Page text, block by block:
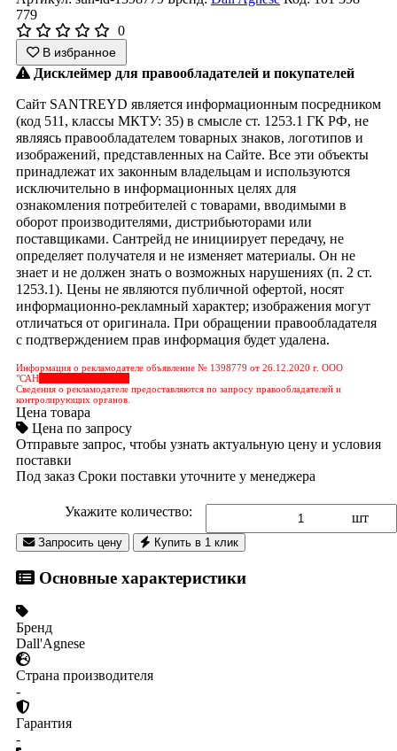
779
0
В избранное
Дисклеймер для правообладателей и покупателей
Сайт SANTREYD является информационным посредником
(код 511, классы МКТУ: 35) в смысле ст. 1253.1 ГК РФ, не
являясь правообладателем товарных знаков, логотипов и
изображений, представленных на Сайте. Все эти объекты
принадлежат их законным владельцам и используются
исключительно в информационных целях для
ознакомления потребителей с товарами, вводимыми в
оборот производителями, дистрибьюторами или
поставщиками. Сантрейд не инициирует передачу, не
определяет получателя и не изменяет материалы. Он не
знает и не должен знать о возможных нарушениях (п. 2 ст.
1253.1). Цены не являются публичной офертой, носят
информационно-рекламный характер; изображения могут
отличаться от оригинала. При обращении правообладателя
с подтверждением прав информация будет удалена.
Информация о рекламодателе объявление № 1398779 от 26.12.2020 г. ООО
"САН
Сведения о рекламодателе предоставляются по запросу правообладателей и
контролирующих органов.
Цена товара
Цена по запросу
Отправьте запрос, чтобы узнать актуальную цену и условия
поставки
Под заказ Сроки поставки уточните у менеджера
Укажите количество: шт
Запросить цену Купить в 1 клик
Основные характеристики
Бренд
Dall'Agnese
Страна производителя
-
Гарантия
-